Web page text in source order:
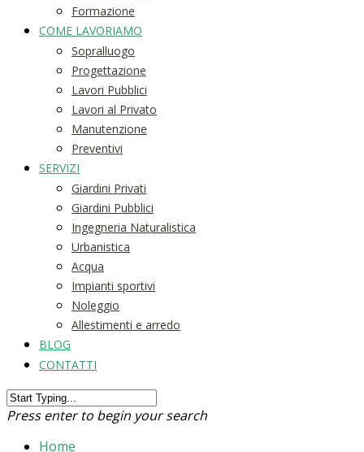
Formazione
COME LAVORIAMO
Sopralluogo
Progettazione
Lavori Pubblici
Lavori al Privato
Manutenzione
Preventivi
SERVIZI
Giardini Privati
Giardini Pubblici
Ingegneria Naturalistica
Urbanistica
Acqua
Impianti sportivi
Noleggio
Allestimenti e arredo
BLOG
CONTATTI
Press enter to begin your search
Home